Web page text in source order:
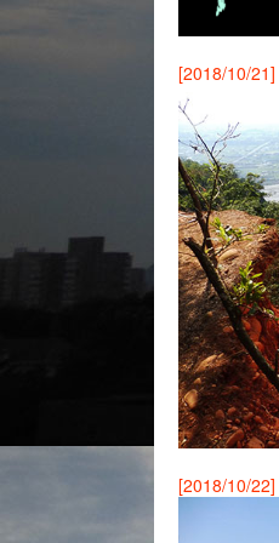
[2018/10/21]
[2018/10/22]